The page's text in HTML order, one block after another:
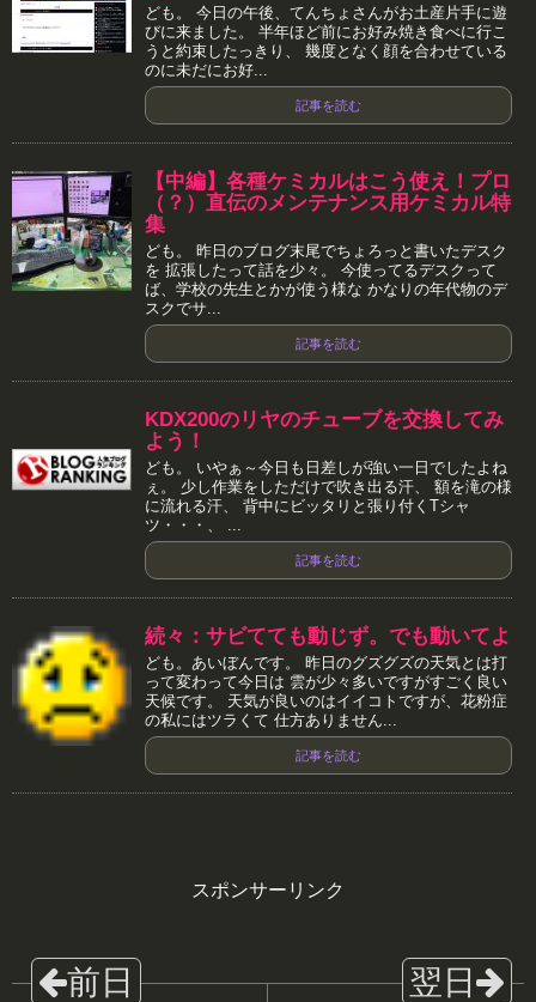
ども。 今日の午後、てんちょさんがお土産片手に遊
びに来ました。 半年ほど前にお好み焼き食べに行こ
うと約束したっきり、 幾度となく顔を合わせている
のに未だにお好...
記事を読む
【中編】各種ケミカルはこう使え！プロ
（？）直伝のメンテナンス用ケミカル特
集
ども。 昨日のブログ末尾でちょろっと書いたデスク
を 拡張したって話を少々。 今使ってるデスクって
ば、学校の先生とかが使う様な かなりの年代物のデ
スクでサ...
記事を読む
KDX200のリヤのチューブを交換してみ
よう！
ども。 いやぁ～今日も日差しが強い一日でしたよね
ぇ。 少し作業をしただけで吹き出る汗、 額を滝の様
に流れる汗、 背中にビッタリと張り付くTシャ
ツ・・・、 ...
記事を読む
続々：サビてても動じず。でも動いてよ
ども。あいぼんです。 昨日のグズグズの天気とは打
って変わって今日は 雲が少々多いですがすごく良い
天候です。 天気が良いのはイイコトですが、花粉症
の私にはツラくて 仕方ありません...
記事を読む
スポンサーリンク